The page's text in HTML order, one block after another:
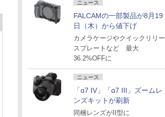
ニュース
FALCAMの一部製品が8月19
日（木）から値下げ
カメラケージやクイックリリー
スプレートなど 最大
36.2%OFFに
ニュース
「α7 IV」「α7 III」ズームレ
ンズキットが刷新
同梱レンズがII型に